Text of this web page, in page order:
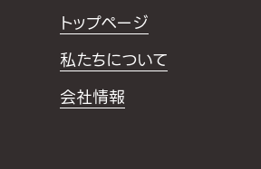
トップページ
私たちについて
会社情報